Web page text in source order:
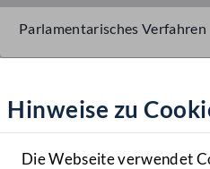
Hilfe
Benutzer
Hinweise zu
Die Webseite verwendet
Parlamentarisches Verfahren